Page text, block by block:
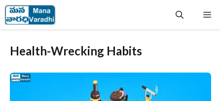
Skip
to
content
Health-Wrecking Habits